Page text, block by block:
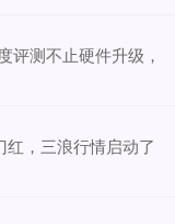
评测不止硬件升级，
，三浪行情启动了